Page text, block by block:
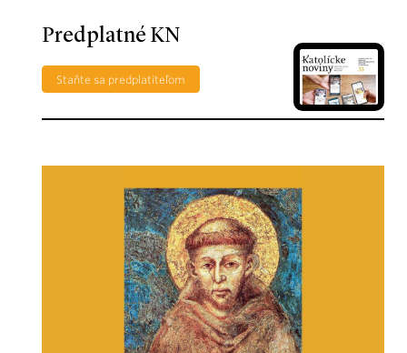
Predplatné KN
Staňte sa predplatiteľom